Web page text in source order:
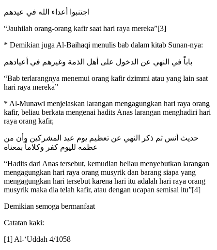
اجتنبوا أعداء الله في عيدهم
“Jauhilah orang-orang kafir saat hari raya mereka”[3]
* Demikian juga Al-Baihaqi menulis bab dalam kitab Sunan-nya:
باباً في النهي عن الدخول على أهل الذمة وغيرهم في أعيادهم
“Bab terlarangnya menemui orang kafir dzimmi atau yang lain saat
hari raya mereka”
* Al-Munawi menjelaskan larangan mengagungkan hari raya orang
kafir, beliau berkata mengenai hadits Anas larangan menghadiri hari
raya orang kafir,
حديث أنس ثم ذكر النهي عن تعظيم يوم عيد المشركين وأن من
عظمه لليوم كفر وكلاماً بمعناه
“Hadits dari Anas tersebut, kemudian beliau menyebutkan larangan
mengagungkan hari raya orang musyrik dan barang siapa yang
mengagungkan hari tersebut karena hari itu adalah hari raya orang
musyrik maka dia telah kafir, atau dengan ucapan semisal itu”[4]
Demikian semoga bermanfaat
Catatan kaki:
[1] Al-‘Uddah 4/1058